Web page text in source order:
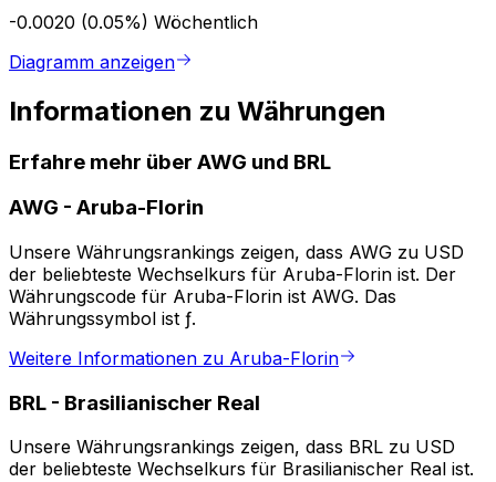
-0.0020 (0.05%) Wöchentlich
Diagramm anzeigen
Informationen zu Währungen
Erfahre mehr über AWG und BRL
AWG - Aruba-Florin
Unsere Währungsrankings zeigen, dass AWG zu USD
der beliebteste Wechselkurs für Aruba-Florin ist. Der
Währungscode für Aruba-Florin ist AWG. Das
Währungssymbol ist ƒ.
Weitere Informationen zu Aruba-Florin
BRL - Brasilianischer Real
Unsere Währungsrankings zeigen, dass BRL zu USD
der beliebteste Wechselkurs für Brasilianischer Real ist.